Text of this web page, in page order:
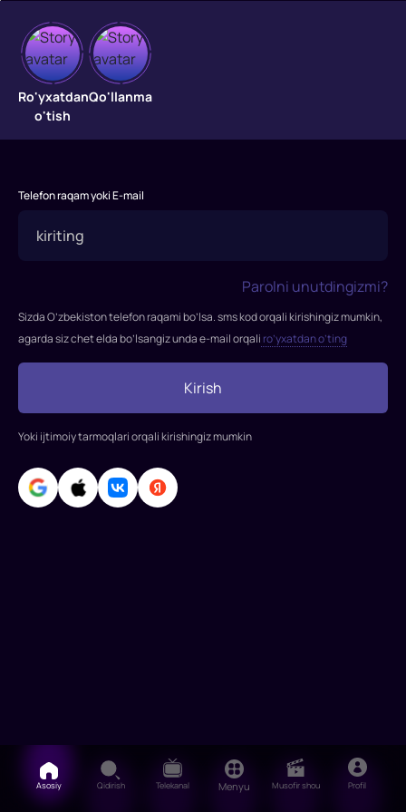
Diablo
Forsaj
"Diablo
2019-
tasvirga
Daniel
Markovich,
Vlosok,
Karolina
Shimchak,
Pasurning
Ro'yxatdan
o'tish
Qo'llanma
Telefon raqam yoki E-mail
Parolni unutdingizmi?
Sizda O’zbekiston telefon raqami bo’lsa. sms kod orqali kirishingiz mumkin,
agarda siz chet elda bo’lsangiz unda e-mail orqali ro’yxatdan o’ting
Kirish
Yoki ijtimoiy tarmoqlari orqali kirishingiz mumkin
Asosiy Qidirish Telekanal Menyu Musofir shou Profil